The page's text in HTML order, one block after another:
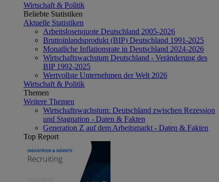
Wirtschaft & Politik
Beliebte Statistiken
Aktuelle Statistiken
Arbeitslosenquote Deutschland 2005-2026
Bruttoinlandsprodukt (BIP) Deutschland 1991-2025
Monatliche Inflationsrate in Deutschland 2024-2026
Wirtschaftswachstum Deutschland - Veränderung des
BIP 1992-2025
Wertvollste Unternehmen der Welt 2026
Wirtschaft & Politik
Themen
Weitere Themen
Wirtschaftswachstum: Deutschland zwischen Rezession
und Stagnation - Daten & Fakten
Generation Z auf dem Arbeitsmarkt - Daten & Fakten
Top Report